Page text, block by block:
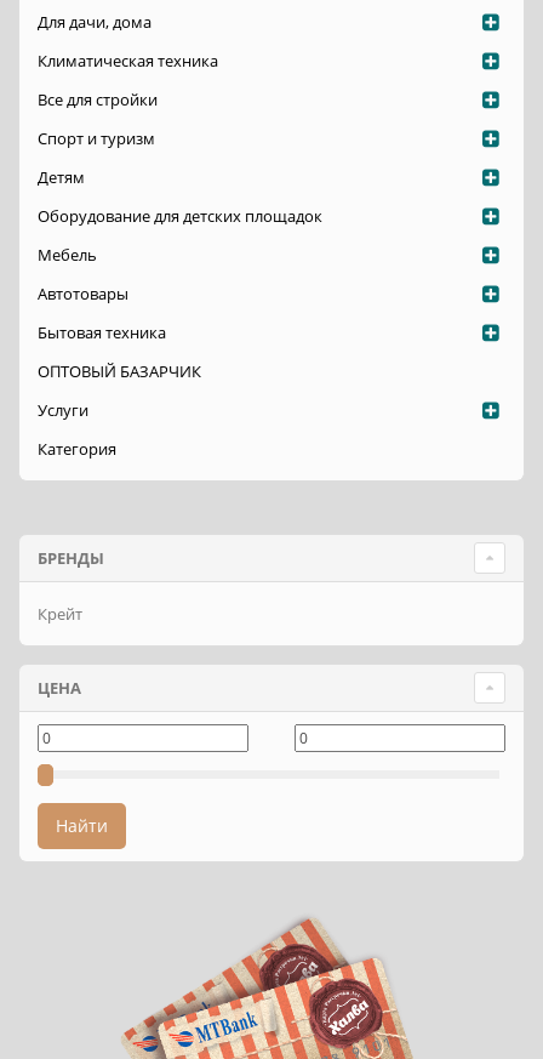
Для дачи, дома
Климатическая техника
Все для стройки
Спорт и туризм
Детям
Оборудование для детских площадок
Мебель
Автотовары
Бытовая техника
ОПТОВЫЙ БАЗАРЧИК
Услуги
Категория
БРЕНДЫ
Крейт
ЦЕНА
Найти